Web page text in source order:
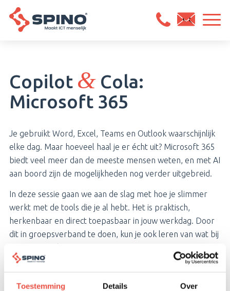
Toestemming Details Over
Copilot &Cola:
Microsoft 365
Je gebruikt Word, Excel, Teams en Outlook waarschijnlijk
elke dag. Maar hoeveel haal je er écht uit? Microsoft 365
biedt veel meer dan de meeste mensen weten, en met AI
aan boord zijn de mogelijkheden nog verder uitgebreid.
In deze sessie gaan we aan de slag met hoe je slimmer
werkt met de tools die je al hebt. Het is praktisch,
herkenbaar en direct toepasbaar in jouw werkdag. Door
dit in groepsverband te doen, kun je ook leren van wat bij
Praktische informatie